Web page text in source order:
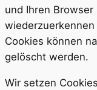
und Ihren
wiederzuerkennen
Cookies können
gelöscht werden.
Wir setzen